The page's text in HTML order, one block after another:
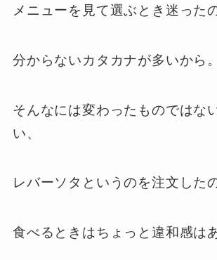
メニューを見て選ぶとき迷った
分からないカタカナが多いから
そんなには変わったものではな
い、
レバーソタというのを注文した
食べるときはちょっと違和感は